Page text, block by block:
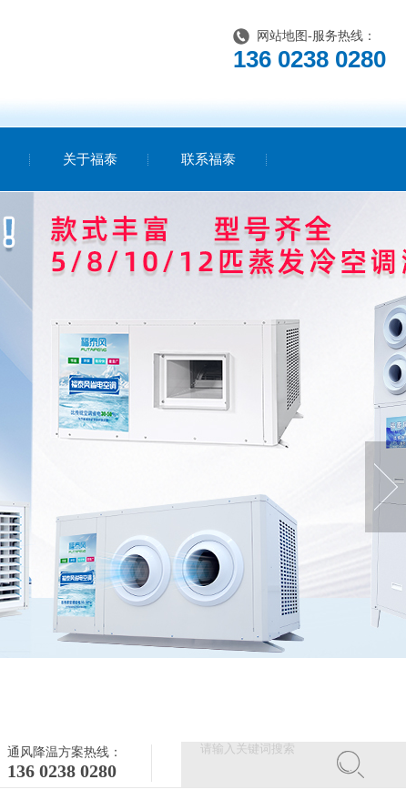
网站地图 -服务热线：
136 0238 0280
关于福泰 联系福泰
通风降温方案热线：
136 0238 0280